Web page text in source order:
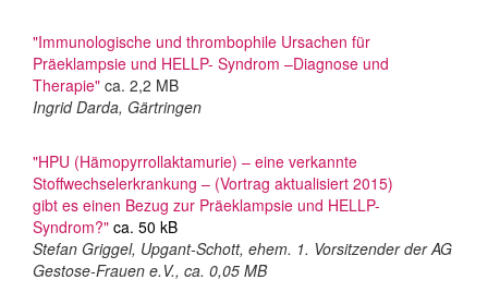
"Immunologische und thrombophile Ursachen für
Präeklampsie und HELLP- Syndrom –Diagnose und
Therapie" ca. 2,2 MB
Ingrid Darda, Gärtringen
"HPU (Hämopyrrollaktamurie) – eine verkannte
Stoffwechselerkrankung – (Vortrag aktualisiert 2015)
gibt es einen Bezug zur Präeklampsie und HELLP-
Syndrom?" ca. 50 kB
Stefan Griggel, Upgant-Schott, ehem. 1. Vorsitzender der AG
Gestose-Frauen e.V., ca. 0,05 MB